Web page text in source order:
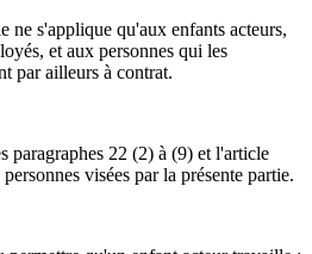
ne s'applique qu'aux enfants acteurs,
et aux personnes qui les
par ailleurs à contrat.
22 (2) à (9) et l'article
visées par la présente partie.